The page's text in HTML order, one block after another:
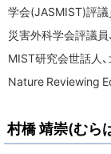
学会(JASMIST)評議
災害外科学会評議員
MIST研究会世話人
Nature Reviewing
村橋 靖崇(むら